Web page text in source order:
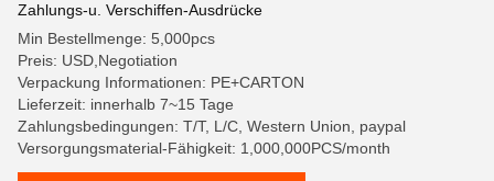
Zahlungs-u. Verschiffen-Ausdrücke
Min Bestellmenge: 5,000pcs
Preis: USD,Negotiation
Verpackung Informationen: PE+CARTON
Lieferzeit: innerhalb 7~15 Tage
Zahlungsbedingungen: T/T, L/C, Western Union, paypal
Versorgungsmaterial-Fähigkeit: 1,000,000PCS/month